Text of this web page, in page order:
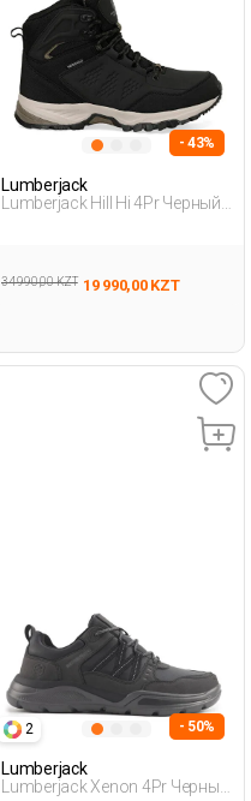
- 43%
Lumberjack
Lumberjack Hill Hi 4Pr Черный
34 990,00 KZT 19 990,00 KZT
2 - 50%
Lumberjack
Lumberjack Xenon 4Pr Черный